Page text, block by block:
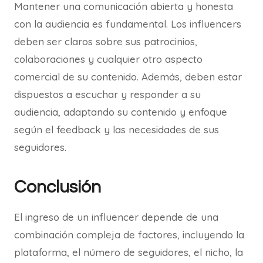
Mantener una comunicación abierta y honesta
con la audiencia es fundamental. Los influencers
deben ser claros sobre sus patrocinios,
colaboraciones y cualquier otro aspecto
comercial de su contenido. Además, deben estar
dispuestos a escuchar y responder a su
audiencia, adaptando su contenido y enfoque
según el feedback y las necesidades de sus
seguidores.
Conclusión
El ingreso de un influencer depende de una
combinación compleja de factores, incluyendo la
plataforma, el número de seguidores, el nicho, la